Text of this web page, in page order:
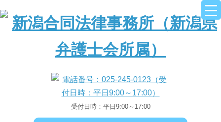
受付日時：平日9:00～17:00